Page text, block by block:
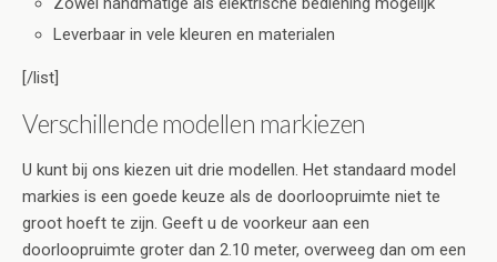
Leverbaar in vele kleuren en materialen
[/list]
Verschillende modellen markiezen
U kunt bij ons kiezen uit drie modellen. Het standaard model
markies is een goede keuze als de doorloopruimte niet te
groot hoeft te zijn. Geeft u de voorkeur aan een
doorloopruimte groter dan 2.10 meter, overweeg dan om een